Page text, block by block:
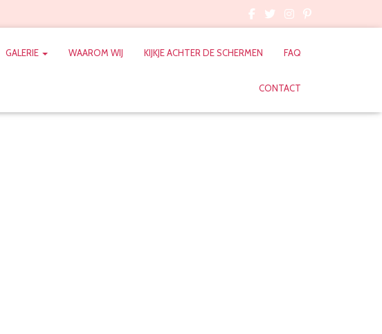
GALERIE WAAROM WIJ KIJKJE ACHTER DE SCHERMEN FAQ
CONTACT